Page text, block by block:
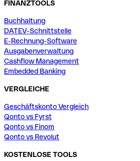
FINANZTOOLS
Buchhaltung
DATEV-Schnittstelle
E-Rechnung-Software
Ausgabenverwaltung
Cashflow Management
Embedded Banking
VERGLEICHE
Geschäftskonto Vergleich
Qonto vs Fyrst
Qonto vs Finom
Qonto vs Revolut
KOSTENLOSE TOOLS